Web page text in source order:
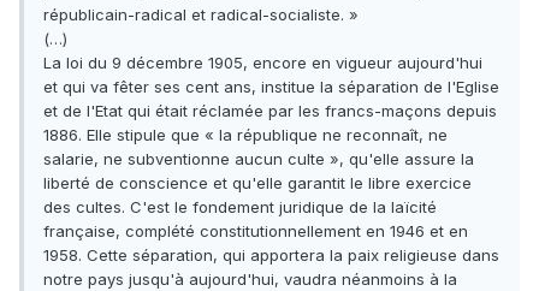
républicain-radical et radical-socialiste. »
(…)
La loi du 9 décembre 1905, encore en vigueur aujourd'hui
et qui va fêter ses cent ans, institue la séparation de l'Eglise
et de l'Etat qui était réclamée par les francs-maçons depuis
1886. Elle stipule que « la république ne reconnaît, ne
salarie, ne subventionne aucun culte », qu'elle assure la
liberté de conscience et qu'elle garantit le libre exercice
des cultes. C'est le fondement juridique de la laïcité
française, complété constitutionnellement en 1946 et en
1958. Cette séparation, qui apportera la paix religieuse dans
notre pays jusqu'à aujourd'hui, vaudra néanmoins à la